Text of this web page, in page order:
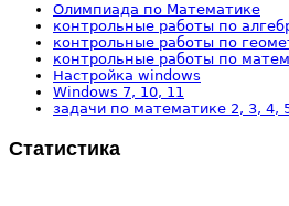
Олимпиада по Математике
контрольные работы по
контрольные работы по
контрольные работы по
Настройка windows
Windows 7, 10, 11
задачи по математике 2, 3, 4,
Статистика